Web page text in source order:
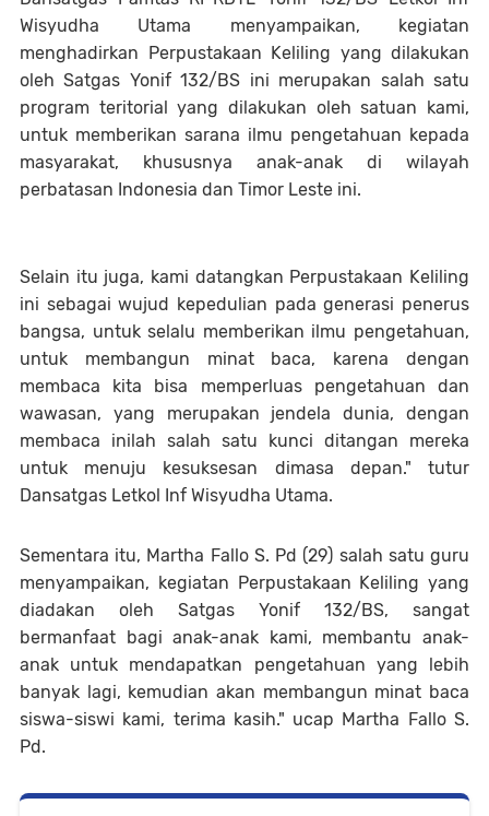
Wisyudha Utama menyampaikan, kegiatan
menghadirkan Perpustakaan Keliling yang dilakukan
oleh Satgas Yonif 132/BS ini merupakan salah satu
program teritorial yang dilakukan oleh satuan kami,
untuk memberikan sarana ilmu pengetahuan kepada
masyarakat, khususnya anak-anak di wilayah
perbatasan Indonesia dan Timor Leste ini.
Selain itu juga, kami datangkan Perpustakaan Keliling
ini sebagai wujud kepedulian pada generasi penerus
bangsa, untuk selalu memberikan ilmu pengetahuan,
untuk membangun minat baca, karena dengan
membaca kita bisa memperluas pengetahuan dan
wawasan, yang merupakan jendela dunia, dengan
membaca inilah salah satu kunci ditangan mereka
untuk menuju kesuksesan dimasa depan." tutur
Dansatgas Letkol Inf Wisyudha Utama.
Sementara itu, Martha Fallo S. Pd (29) salah satu guru
menyampaikan, kegiatan Perpustakaan Keliling yang
diadakan oleh Satgas Yonif 132/BS, sangat
bermanfaat bagi anak-anak kami, membantu anak-
anak untuk mendapatkan pengetahuan yang lebih
banyak lagi, kemudian akan membangun minat baca
siswa-siswi kami, terima kasih." ucap Martha Fallo S.
Pd.